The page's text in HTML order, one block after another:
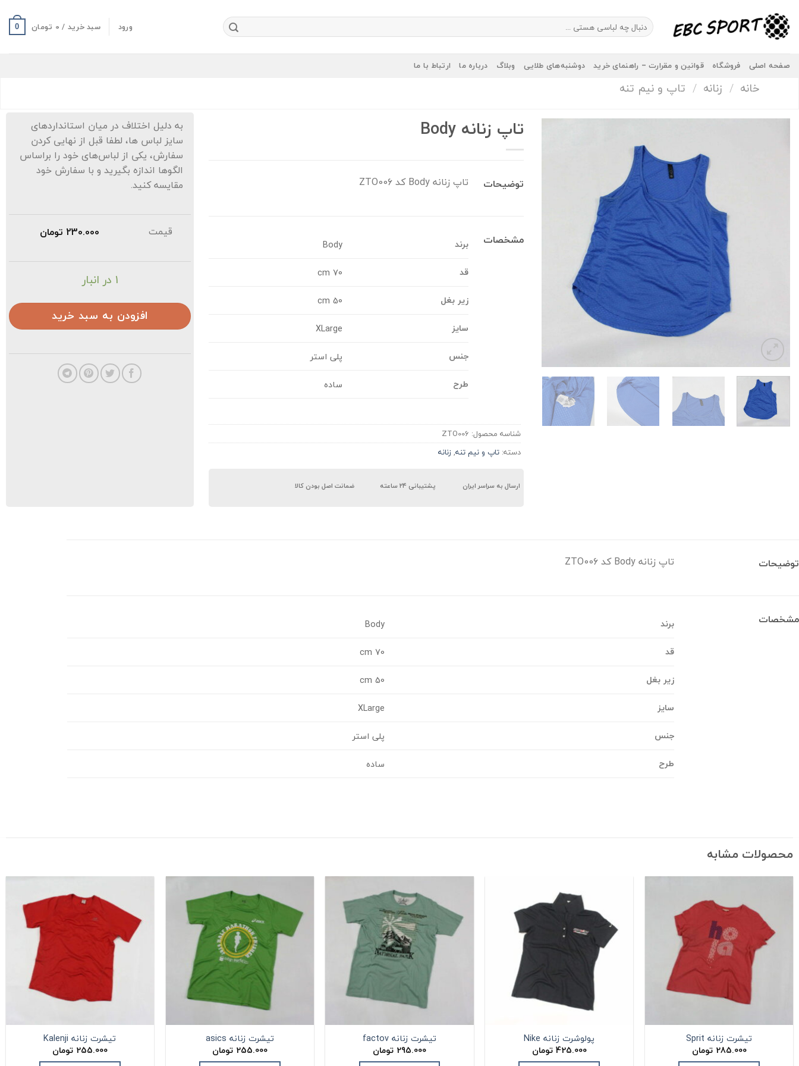
content
جستجو
برای:
ورود سبد خرید / 0 تومان 0
صفحه اصلی فروشگاه قوانین و مقرارت – راهنمای خرید دوشنبه‌های طلایی وبلاگ درباره ما ارتباط با ما
خانه / زنانه / تاپ و نیم تنه
تاپ زنانه Body
توضیحات تاپ زنانه Body کد ZTO006
مشخصات برند
Body
قد
70 cm
زیر بغل
50 cm
سایز
XLarge
جنس
پلی استر
طرح
ساده
شناسه محصول: ZTO006
دسته: تاپ و نیم تنه,زنانه
ارسال به سراسر ایران پشتیبانی ۲۴ ساعته ضمانت اصل بودن کالا
به دلیل اختلاف در میان استانداردهای
سایز لباس ها، لطفا قبل از نهایی کردن
سفارش، یکی از لباس‌های خود را براساس
الگوها اندازه بگیرید و با سفارش خود
مقایسه کنید.
قیمت 230.000 تومان
1 در انبار
افزودن به سبد خرید
توضیحات تاپ زنانه Body کد ZTO006
مشخصات برند
Body
قد
70 cm
زیر بغل
50 cm
سایز
XLarge
جنس
پلی استر
طرح
ساده
محصولات مشابه
تیشرت زنانه Sprit
285.000 تومان
پولوشرت زنانه Nike
425.000 تومان
تیشرت زنانه factov
295.000 تومان
تیشرت زنانه asics
255.000 تومان
تیشرت زنانه Kalenji
255.000 تومان